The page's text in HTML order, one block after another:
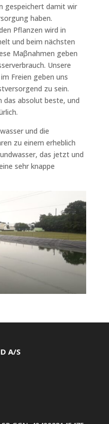
gespeichert damit wir
haben.
Pflanzen wird in
und beim nächsten
Maβnahmen geben
Unsere
Freien geben uns
zu sein.
das absolut beste, und
und die
zu einem erheblich
das jetzt und
sehr knappe
A/S